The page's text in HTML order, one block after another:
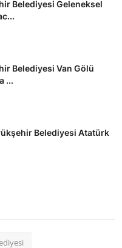
Belediyesi Geleneksel
Belediyesi Van Gölü
...
Belediyesi Atatürk